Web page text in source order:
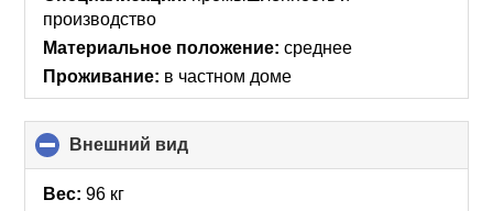
производство
Материальное положение: среднее
Проживание: в частном доме
Внешний вид
to
Вес: 96 кг